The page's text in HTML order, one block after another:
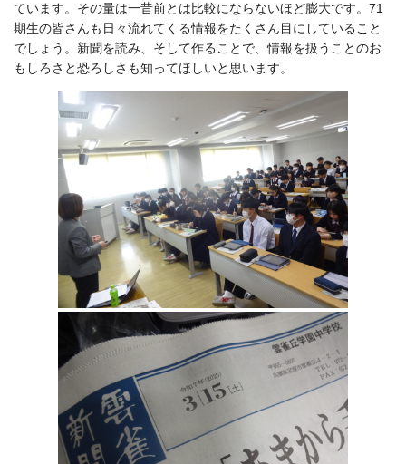
ています。その量は一昔前とは比較にならないほど膨大です。71
期生の皆さんも日々流れてくる情報をたくさん目にしていること
でしょう。新聞を読み、そして作ることで、情報を扱うことのお
もしろさと恐ろしさも知ってほしいと思います。